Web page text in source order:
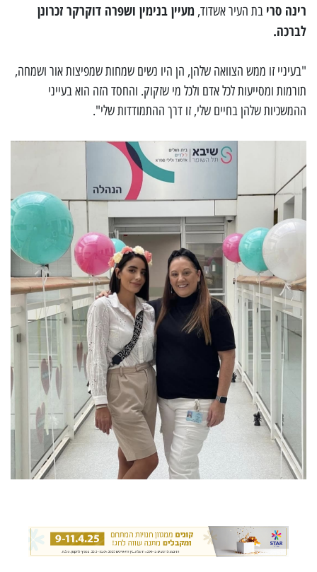
רינה סרי בת העיר אשדוד, מעיין בנימין ושפרה דוקרקר זכרונן
לברכה.
"בעיניי זו ממש הצוואה שלהן, הן היו נשים שמחות שמפיצות אור ושמחה,
תורמות ומסייעות לכל אדם ולכל מי שזקוק. והחסד הזה הוא בעייני
ההמשכיות שלהן בחיים שלי, זו דרך ההתמודדות שלי".